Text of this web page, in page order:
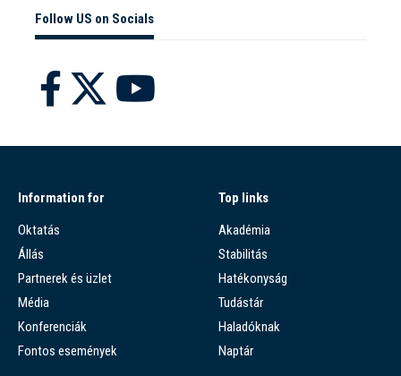
Follow US on Socials
Information for
Oktatás
Állás
Partnerek és üzlet
Média
Konferenciák
Fontos események
Top links
Akadémia
Stabilitás
Hatékonyság
Tudástár
Haladóknak
Naptár